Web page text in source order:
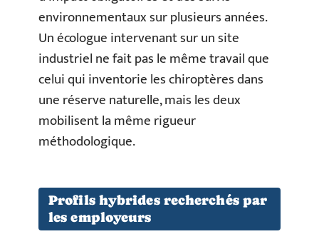
environnementaux sur plusieurs années.
Un écologue intervenant sur un site
industriel ne fait pas le même travail que
celui qui inventorie les chiroptères dans
une réserve naturelle, mais les deux
mobilisent la même rigueur
méthodologique.
Profils hybrides recherchés par
les employeurs